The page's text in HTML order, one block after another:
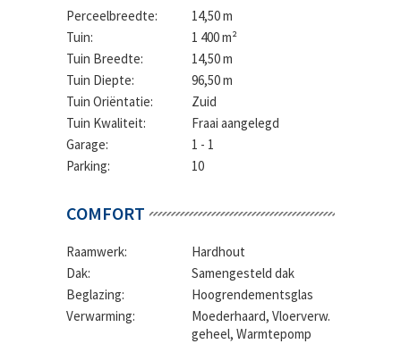
Perceelbreedte:
14,50 m
Tuin:
1 400 m²
Tuin Breedte:
14,50 m
Tuin Diepte:
96,50 m
Tuin Oriëntatie:
Zuid
Tuin Kwaliteit:
Fraai aangelegd
Garage:
1 - 1
Parking:
10
COMFORT
Raamwerk:
Hardhout
Dak:
Samengesteld dak
Beglazing:
Hoogrendementsglas
Verwarming:
Moederhaard, Vloerverw.
geheel, Warmtepomp